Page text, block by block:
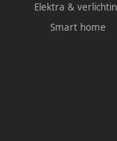
Elektra &
Smart home